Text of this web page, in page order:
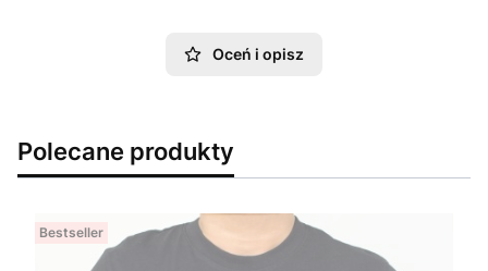
Oceń i opisz
Polecane produkty
Bestseller